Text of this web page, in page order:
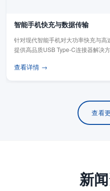
智能手机快充与数据传输
针对现代智能手机对大功率快充与高
提供高品质USB Type-C连接器解决
查看详情 →
查看
新